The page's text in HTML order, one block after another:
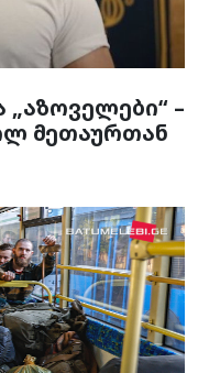
–
მეთაურთან